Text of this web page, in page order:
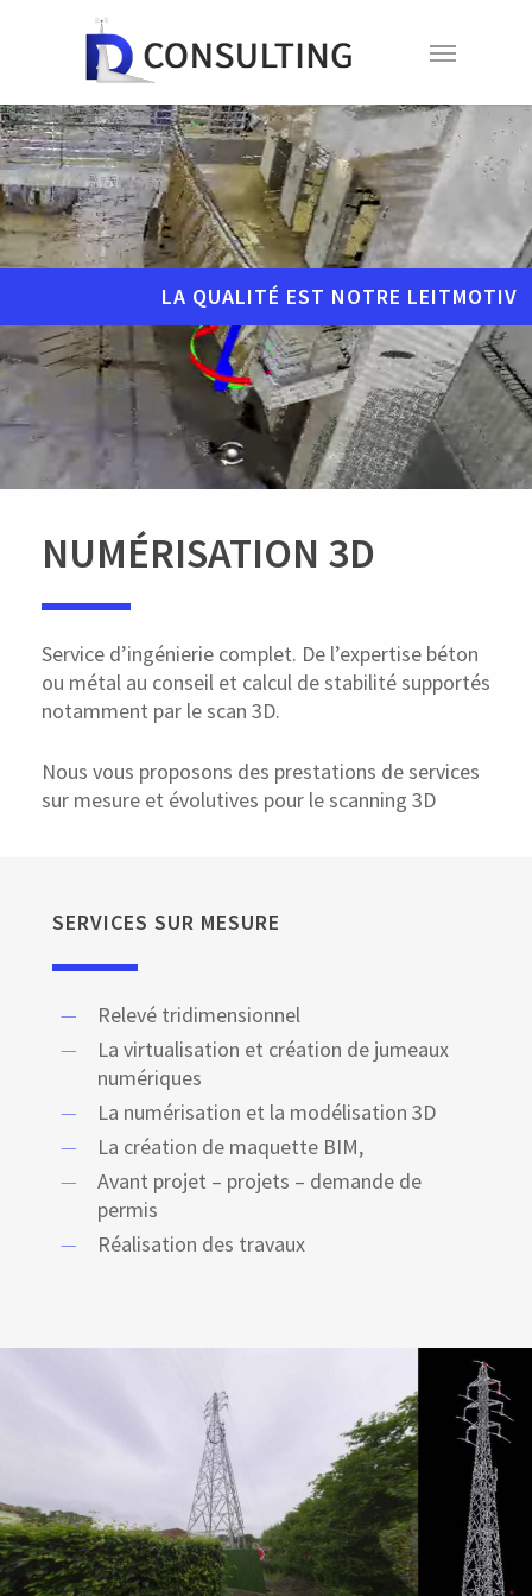
content
Menu
LA QUALITÉ EST NOTRE LEITMOTIV
NUMÉRISATION 3D
Service d’ingénierie complet. De l’expertise béton
ou métal au conseil et calcul de stabilité supportés
notamment par le scan 3D.
Nous vous proposons des prestations de services
sur mesure et évolutives pour le scanning 3D
SERVICES SUR MESURE
Relevé tridimensionnel
La virtualisation et création de jumeaux
numériques
La numérisation et la modélisation 3D
La création de maquette BIM,
Avant projet – projets – demande de
permis
Réalisation des travaux